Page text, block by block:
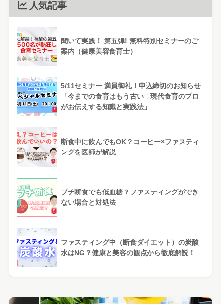
人気記事
聞いて実践！ 第五弾! 無料特別セミナーのご
案内（健康美容食育士）
5/11セミナー 満員御礼！申込締切のお知らせ
「今までの食育はもう古い！現代食育のプロ
がお伝えする知識と実践法」
断食中に飲んでもOK？コーヒー×ファスティ
ングを医師が解説
プチ断食でも低血糖？ファスティングができ
ない場合と対処法
ファスティング中（断食ダイエット）の炭酸
水はNG？健康と美容の観点から徹底解説！